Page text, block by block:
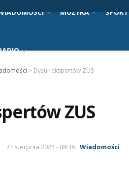
MUZYKA SPORT
> Dyżur ekspertów ZUS
ZUS
21 sierpnia 2024 - 08:36 Wiadomości